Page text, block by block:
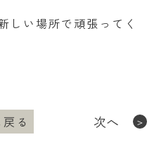
しい場所で頑張ってく
る 次へ